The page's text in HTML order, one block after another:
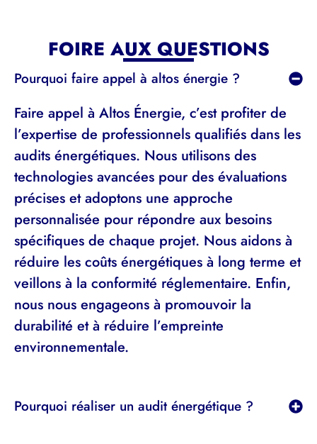
FOIRE AUX QUESTIONS
Pourquoi faire appel à altos énergie ?
Faire appel à Altos Énergie, c’est profiter de
l’expertise de professionnels qualifiés dans les
audits énergétiques. Nous utilisons des
technologies avancées pour des évaluations
précises et adoptons une approche
personnalisée pour répondre aux besoins
spécifiques de chaque projet. Nous aidons à
réduire les coûts énergétiques à long terme et
veillons à la conformité réglementaire. Enfin,
nous nous engageons à promouvoir la
durabilité et à réduire l’empreinte
environnementale.
Pourquoi réaliser un audit énergétique ?